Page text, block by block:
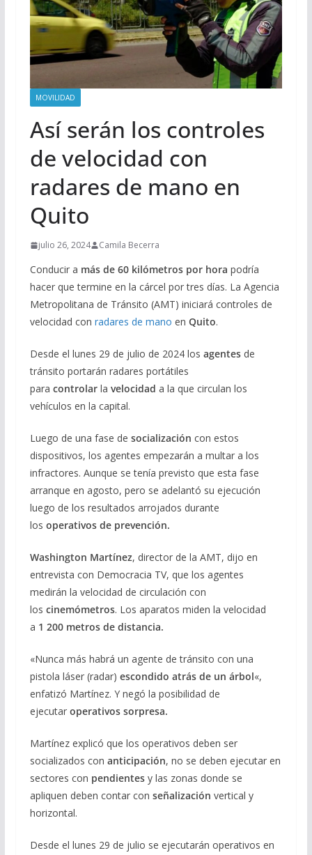
MOVILIDAD
Así serán los controles
de velocidad con
radares de mano en
Quito
julio 26, 2024 Camila Becerra
Conducir a más de 60 kilómetros por hora podría
hacer que termine en la cárcel por tres días. La Agencia
Metropolitana de Tránsito (AMT) iniciará controles de
velocidad con radares de mano en Quito.
Desde el lunes 29 de julio de 2024 los agentes de
tránsito portarán radares portátiles
para controlar la velocidad a la que circulan los
vehículos en la capital.
Luego de una fase de socialización con estos
dispositivos, los agentes empezarán a multar a los
infractores. Aunque se tenía previsto que esta fase
arranque en agosto, pero se adelantó su ejecución
luego de los resultados arrojados durante
los operativos de prevención.
Washington Martínez, director de la AMT, dijo en
entrevista con Democracia TV, que los agentes
medirán la velocidad de circulación con
los cinemómetros. Los aparatos miden la velocidad
a 1 200 metros de distancia.
«Nunca más habrá un agente de tránsito con una
pistola láser (radar) escondido atrás de un árbol«,
enfatizó Martínez. Y negó la posibilidad de
ejecutar operativos sorpresa.
Martínez explicó que los operativos deben ser
socializados con anticipación, no se deben ejecutar en
sectores con pendientes y las zonas donde se
apliquen deben contar con señalización vertical y
horizontal.
Desde el lunes 29 de julio se ejecutarán operativos en